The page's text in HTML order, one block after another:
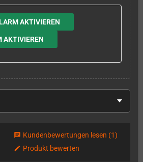
AKTIVIEREN
AKTIVIEREN
chat Kundenbewertungen lesen (1)
edit Produkt bewerten